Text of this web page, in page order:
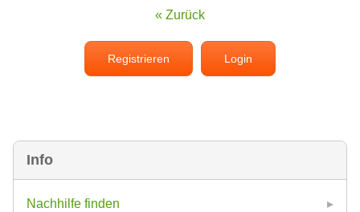
Info
Nachhilfe finden
« Zurück
Registrieren Login